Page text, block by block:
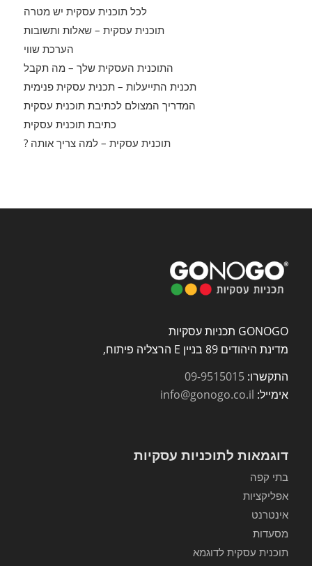
לכל תוכנית עסקית יש מטרה
תוכנית עסקית – שאלות ותשובות
הערכת שווי
התוכנית העסקית שלך – מה תקבל
תכנית התייעלות – תכנית עסקית פנימית
המדריך המצולם לכתיבת תוכנית עסקית
כתיבת תוכנית עסקית
תוכנית עסקית – למה צריך אותה ?
GONOGO תכניות עסקיות
מדינת היהודים 89 בניין E הרצליה פיתוח,
התקשרו: 09-9515015
אימייל: info@gonogo.co.il
דוגמאות לתוכניות עסקיות
בתי קפה
אפליקציות
אינטרנט
מסעדות
תוכנית עסקית לדוגמא